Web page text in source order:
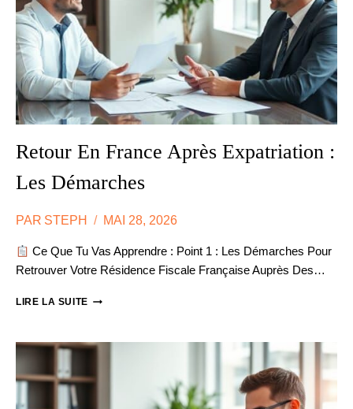
Retour En France Après Expatriation :
Les Démarches
PAR STEPH MAI 28, 2026
Ce Que Tu Vas Apprendre : Point 1 : Les Démarches Pour
Retrouver Votre Résidence Fiscale Française Auprès Des…
LIRE LA SUITERETOUR
APRÈS
DÉMARCHES